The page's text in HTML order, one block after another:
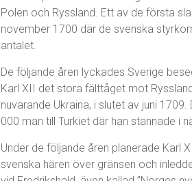
Polen och Ryssland. Ett av de första
november 1700 där de svenska
antalet.
De följande åren lyckades Sverige
Karl XII det stora fälttåget mot
nuvarande Ukraina, i slutet av juni
000 man till Turkiet där han stannade i
Under de följande åren planerade Karl
svenska hären över gränsen och